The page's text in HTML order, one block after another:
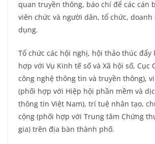
quan truyền thông, báo chí để các cán
viên chức và người dân, tổ chức,
dụng.
Tổ chức các hội nghị, hội thảo thúc đẩy
hợp với Vụ Kinh tế số và Xã hội số, Cục
công nghệ thông tin và truyền thông),
(phối hợp với Hiệp hội phần mềm và
thông tin Việt Nam), trí tuệ nhân tạo,
cộng (phối hợp với Trung tâm Chứng
gia) trên địa bàn thành phố.